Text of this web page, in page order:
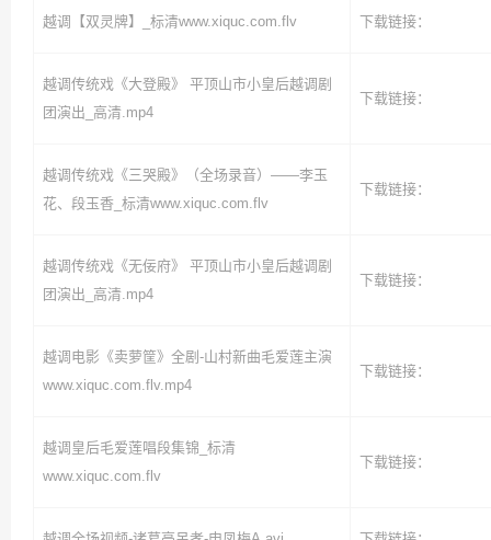
越调【双灵牌】_标清www.xiquc.com.flv 下载链接：
越调传统戏《大登殿》 平顶山市小皇后越调剧
团演出_高清.mp4
下载链接：
越调传统戏《三哭殿》（全场录音）——李玉
花、段玉香_标清www.xiquc.com.flv
下载链接：
越调传统戏《无佞府》 平顶山市小皇后越调剧
团演出_高清.mp4
下载链接：
越调电影《卖萝筐》全剧-山村新曲毛爱莲主演
www.xiquc.com.flv.mp4
下载链接：
越调皇后毛爱莲唱段集锦_标清
www.xiquc.com.flv
下载链接：